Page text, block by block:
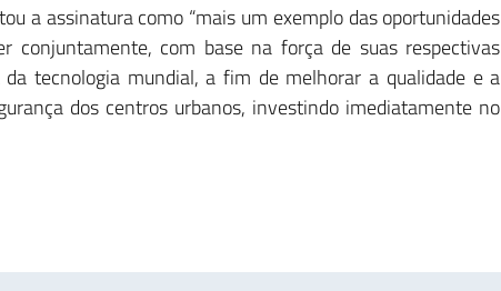
a assinatura como “mais um exemplo das oportunidades
conjuntamente, com base na força de suas respectivas
tecnologia mundial, a fim de melhorar a qualidade e a
dos centros urbanos, investindo imediatamente no